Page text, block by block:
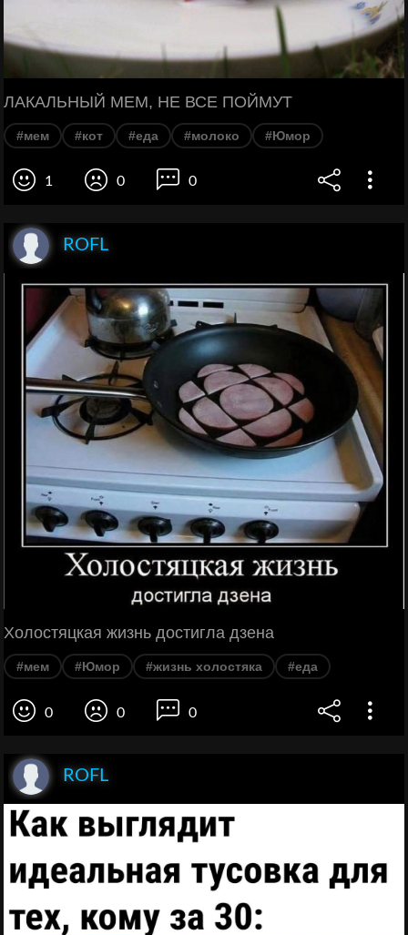
ЛАКАЛЬНЫЙ МЕМ, НЕ ВСЕ ПОЙМУТ
#мем #кот #еда #молоко #Юмор
1 0 0
ROFL
Холостяцкая жизнь достигла дзена
#мем #Юмор #жизнь холостяка #еда
0 0 0
ROFL